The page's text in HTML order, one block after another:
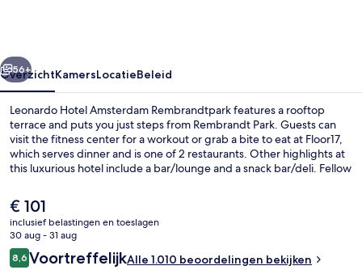
Volgende
56+
OverzichtKamersLocatieBeleid
Leonardo Hotel Amsterdam Rembrandtpark features a rooftop
terrace and puts you just steps from Rembrandt Park. Guests can
visit the fitness center for a workout or grab a bite to eat at Floor17,
which serves dinner and is one of 2 restaurants. Other highlights at
this luxurious hotel include a bar/lounge and a snack bar/deli. Fellow
transportation is just a short walk: Adm. Helfrichstraat Stop is 4
minutes and Jan Voermanstraat Stop is 8 minutes.
De
huidige
prijs
is
€ 101
€ 101
inclusief belastingen en toeslagen
30 aug - 31 aug
Beoordelingen
8,68,6 op 10 –
VoortreffelijkAlle 1.010 beoordelingen bekijken